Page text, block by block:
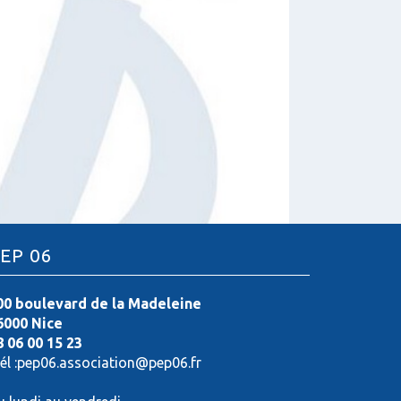
06
boulevard de la Madeleine
Nice
06 00 15 23
:pep06.association@pep06.fr